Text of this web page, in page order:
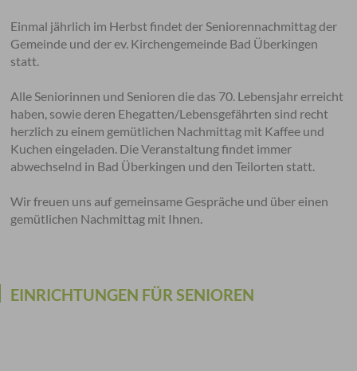
Einmal jährlich im Herbst findet der Seniorennachmittag der
Gemeinde und der ev. Kirchengemeinde Bad Überkingen
statt.
Alle Seniorinnen und Senioren die das 70. Lebensjahr erreicht
haben, sowie deren Ehegatten/Lebensgefährten sind recht
herzlich zu einem gemütlichen Nachmittag mit Kaffee und
Kuchen eingeladen. Die Veranstaltung findet immer
abwechselnd in Bad Überkingen und den Teilorten statt.
Wir freuen uns auf gemeinsame Gespräche und über einen
gemütlichen Nachmittag mit Ihnen.
EINRICHTUNGEN FÜR SENIOREN